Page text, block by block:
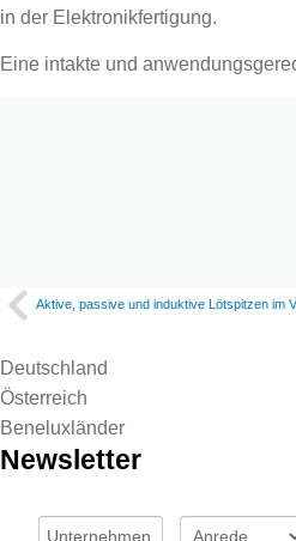
in der Elektronikfertigung.
Eine intakte und
Aktive, passive und induktive Lötspitzen im
Deutschland
Österreich
Beneluxländer
Newsletter